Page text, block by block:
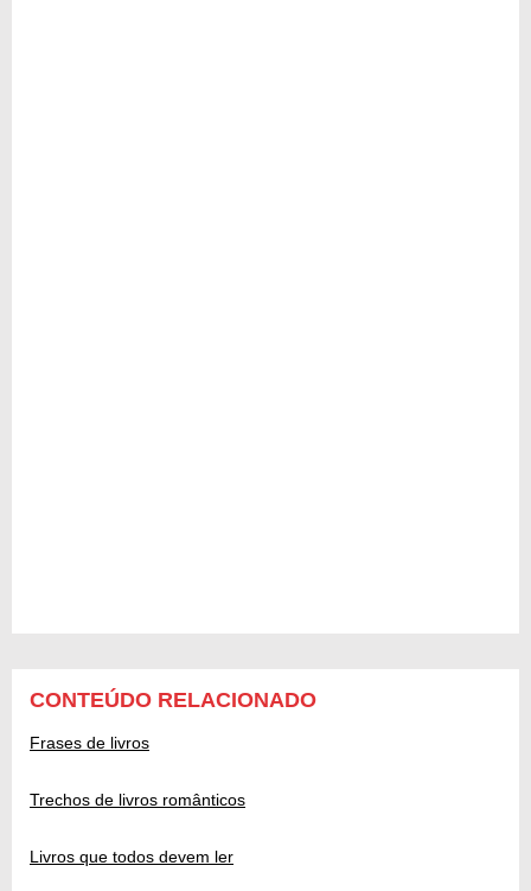
CONTEÚDO RELACIONADO
Frases de livros
Trechos de livros românticos
Livros que todos devem ler